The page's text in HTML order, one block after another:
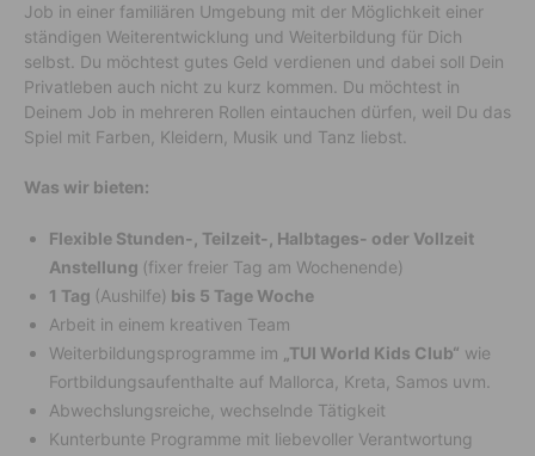
Job in einer familiären Umgebung mit der Möglichkeit einer
ständigen Weiterentwicklung und Weiterbildung für Dich
selbst. Du möchtest gutes Geld verdienen und dabei soll Dein
Privatleben auch nicht zu kurz kommen. Du möchtest in
Deinem Job in mehreren Rollen eintauchen dürfen, weil Du das
Spiel mit Farben, Kleidern, Musik und Tanz liebst.
Was wir bieten:
Flexible Stunden-, Teilzeit-, Halbtages- oder Vollzeit
Anstellung (fixer freier Tag am Wochenende)
1 Tag (Aushilfe) bis 5 Tage Woche
Arbeit in einem kreativen Team
Weiterbildungsprogramme im
„TUI World Kids Club“ wie
Fortbildungsaufenthalte auf Mallorca, Kreta, Samos uvm.
Abwechslungsreiche, wechselnde Tätigkeit
Kunterbunte Programme mit liebevoller Verantwortung